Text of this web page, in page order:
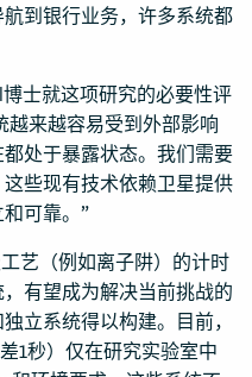
到银行业务，许多系统都
士就这项研究的必要性评
越来越容易受到外部影响
处于暴露状态。我们需要
些现有技术依赖卫星提供
可靠。”
艺（例如离子阱）的计时
有望成为解决当前挑战的
立系统得以构建。目前，
1秒）仅在研究实验室中